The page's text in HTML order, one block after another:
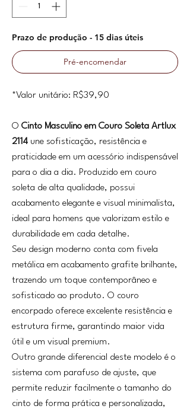
Prazo de produção - 15 dias úteis
Pré-encomendar
*Valor unitário: R$39,90
O Cinto Masculino em Couro Soleta Artlux
2114 une sofisticação, resistência e
praticidade em um acessório indispensável
para o dia a dia. Produzido em couro
soleta de alta qualidade, possui
acabamento elegante e visual minimalista,
ideal para homens que valorizam estilo e
durabilidade em cada detalhe.
Seu design moderno conta com fivela
metálica em acabamento grafite brilhante,
trazendo um toque contemporâneo e
sofisticado ao produto. O couro
encorpado oferece excelente resistência e
estrutura firme, garantindo maior vida
útil e um visual premium.
Outro grande diferencial deste modelo é o
sistema com parafuso de ajuste, que
permite reduzir facilmente o tamanho do
cinto de forma prática e personalizada,